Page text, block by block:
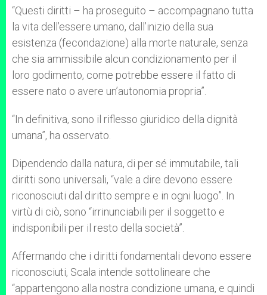
“Questi diritti – ha proseguito – accompagnano tutta
la vita dell’essere umano, dall’inizio della sua
esistenza (fecondazione) alla morte naturale, senza
che sia ammissibile alcun condizionamento per il
loro godimento, come potrebbe essere il fatto di
essere nato o avere un’autonomia propria”.
“In definitiva, sono il riflesso giuridico della dignità
umana”, ha osservato.
Dipendendo dalla natura, di per sé immutabile, tali
diritti sono universali, “vale a dire devono essere
riconosciuti dal diritto sempre e in ogni luogo”. In
virtù di ciò, sono “irrinunciabili per il soggetto e
indisponibili per il resto della società”.
Affermando che i diritti fondamentali devono essere
riconosciuti, Scala intende sottolineare che
“appartengono alla nostra condizione umana, e quindi